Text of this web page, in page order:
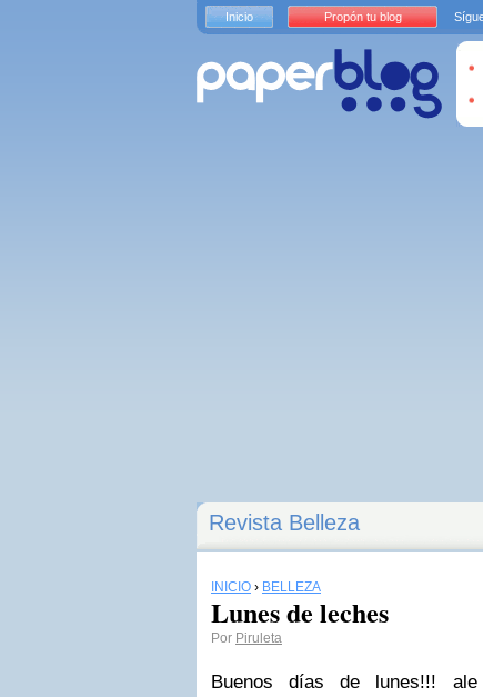
Revista Belleza
INICIO › BELLEZA
Lunes de leches
Por Piruleta
Buenos días de lunes!!!
Inicio Propón tu blog